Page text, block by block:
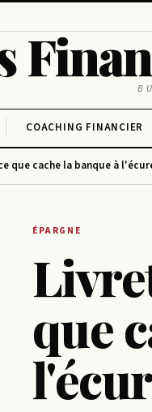
COACHING FINANCIER
que cache la banque à
ÉPARGNE
que